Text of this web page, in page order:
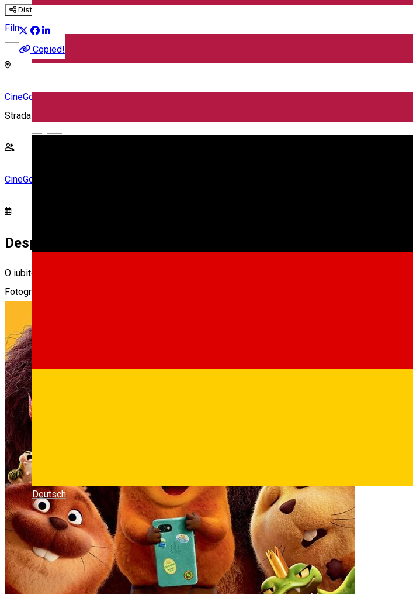
Deutsch
Distribuie
Copied!
Film
CineGold
Strada Lector, Sibiu, România
CineGold
Despre
O iubitoare de animale foloseste o tehnologie care ii plaseaza constiinta intr-un castor robotizat
Fotografii